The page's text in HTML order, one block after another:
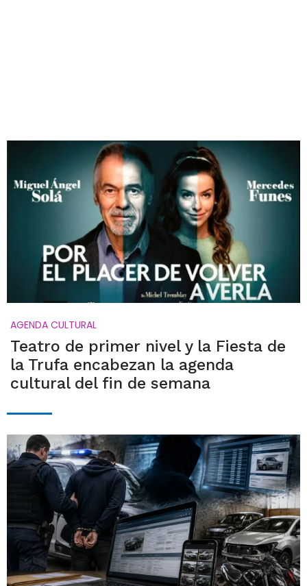
AGENDA CULTURAL
Teatro de primer nivel y la Fiesta de
la Trufa encabezan la agenda
cultural del fin de semana